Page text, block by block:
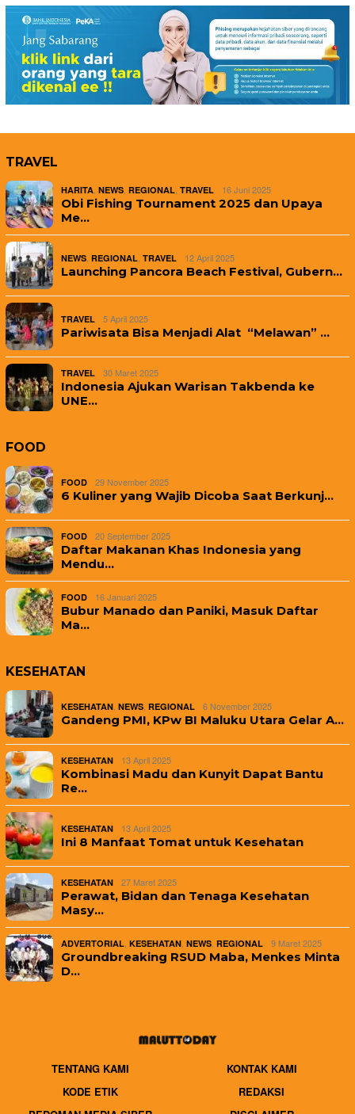
TRAVEL
HARITA NEWS REGIONAL TRAVEL 16 Juni 2025
Obi Fishing Tournament 2025 dan Upaya
Me…
NEWS REGIONAL TRAVEL 12 April 2025
Launching Pancora Beach Festival, Gubern…
TRAVEL 5 April 2025
Pariwisata Bisa Menjadi Alat “Melawan” …
TRAVEL 30 Maret 2025
Indonesia Ajukan Warisan Takbenda ke
UNE…
FOOD
FOOD 29 November 2025
6 Kuliner yang Wajib Dicoba Saat Berkunj…
FOOD 20 September 2025
Daftar Makanan Khas Indonesia yang
Mendu…
FOOD 16 Januari 2025
Bubur Manado dan Paniki, Masuk Daftar
Ma…
KESEHATAN
KESEHATAN NEWS REGIONAL 6 November 2025
Gandeng PMI, KPw BI Maluku Utara Gelar A…
KESEHATAN 13 April 2025
Kombinasi Madu dan Kunyit Dapat Bantu
Re…
KESEHATAN 13 April 2025
Ini 8 Manfaat Tomat untuk Kesehatan
KESEHATAN 27 Maret 2025
Perawat, Bidan dan Tenaga Kesehatan
Masy…
ADVERTORIAL KESEHATAN NEWS REGIONAL 9 Maret 2025
Groundbreaking RSUD Maba, Menkes Minta
D…
TENTANG KAMI
KONTAK KAMI
KODE ETIK
REDAKSI